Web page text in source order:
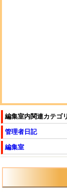
編集室内関連カテゴ
管理者日記
編集室